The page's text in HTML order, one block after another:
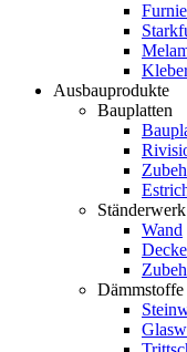
Ausbauprodukte
Bauplatten
Ständerwerk
Wand
Decke
Dämmstoffe